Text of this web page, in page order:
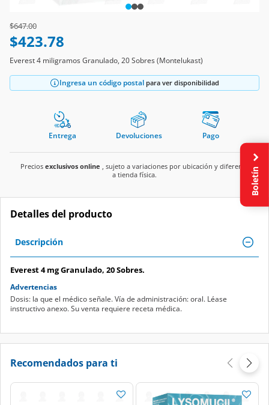
Price reduced from
$647.00to
$423.78
Everest 4 miligramos Granulado, 20 Sobres (Montelukast)
Ingresa un código postal para ver disponibilidad
Entrega Devoluciones Pago
Precios exclusivos online , sujeto a variaciones por ubicación y diferente
a tienda física.
Detalles del producto
Descripción
Everest 4 mg Granulado, 20 Sobres.
Advertencias
Dosis: la que el médico señale. Vía de administración: oral. Léase
instructivo anexo. Su venta requiere receta médica.
Recomendados para ti
Boletín